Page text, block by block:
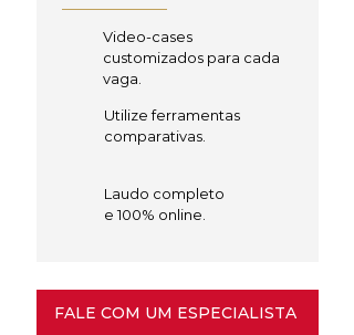
Video-cases
customizados para cada
vaga.
Utilize ferramentas
comparativas.
Laudo completo
e 100% online.
FALE COM UM ESPECIALISTA